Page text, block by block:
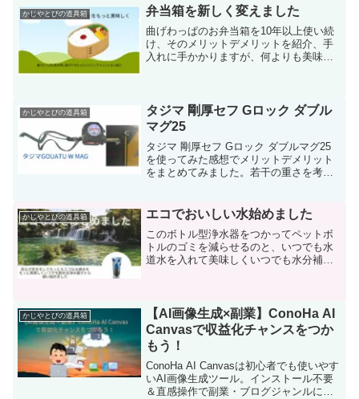
れで実用的な限定グレーのメリット・デ
メリットを徹底解説します！
かじやとびの道具箱 弁当箱を新しく変えました
曲げわっぱのお弁当箱を10年以上使い続
け、そのメリットデメリットを紹介、手
入れに手かかりますが、何よりも美味し
かじやとびの道具箱
タジマ 剛厚セフ Gロック ダブル
マグ25
タジマ 剛厚セフ Gロック ダブルマグ25
を使ってみた感想でメリットデメリット
をまとめてみました。若干の重さを考慮
かじやとびの道具箱 エコでおいしい水始めました
このボトル型浄水器をつかってペットボ
トルのゴミを減らせるのと、いつでも水
道水を入れて美味しくいつでも水分補
が、使うことでエコになると思います。
かじやとびの道具箱
【AI画像生成×副業】ConoHa AI
Canvasで収益化チャンスをつか
もう！
ConoHa AI Canvasは初心者でも使いやす
いAI画像生成ツール。インストール不要
＆直感操作で副業・ブログジャンルに最